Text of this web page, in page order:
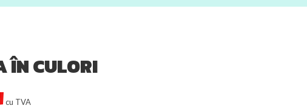
ÎN CULORI
cu TVA